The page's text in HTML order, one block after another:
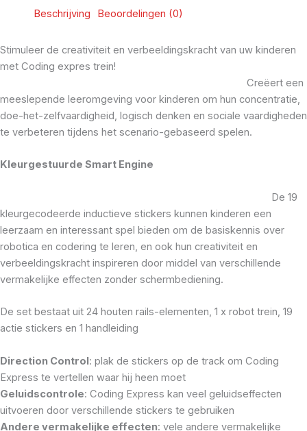
Beschrijving
Beoordelingen (0)
Stimuleer de creativiteit en verbeeldingskracht van uw kinderen
met Coding expres trein!
Creëert een
meeslepende leeromgeving voor kinderen om hun concentratie,
doe-het-zelfvaardigheid, logisch denken en sociale vaardigheden
te verbeteren tijdens het scenario-gebaseerd spelen.
Kleurgestuurde Smart Engine
De 19
kleurgecodeerde inductieve stickers kunnen kinderen een
leerzaam en interessant spel bieden om de basiskennis over
robotica en codering te leren, en ook hun creativiteit en
verbeeldingskracht inspireren door middel van verschillende
vermakelijke effecten zonder schermbediening.
De set bestaat uit 24 houten rails-elementen, 1 x robot trein, 19
actie stickers en 1 handleiding
Direction Control: plak de stickers op de track om Coding
Express te vertellen waar hij heen moet
Geluidscontrole: Coding Express kan veel geluidseffecten
uitvoeren door verschillende stickers te gebruiken
Andere vermakelijke effecten: vele andere vermakelijke